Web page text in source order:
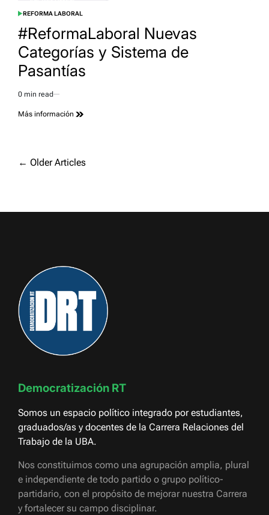
POSTED
REFORMA LABORAL
#ReformaLaboral Nuevas
Categorías y Sistema de
Pasantías
Estimated
read
0 min read
Más información
Navegación
← Older Articles
Democratización RT
Somos un espacio político integrado por estudiantes,
graduados/as y docentes de la Carrera Relaciones del
Trabajo de la UBA.
Nos constituimos como una agrupación amplia, plural
e independiente de todo partido o grupo político-
partidario, con el propósito de mejorar nuestra Carrera
y fortalecer su campo disciplinar.